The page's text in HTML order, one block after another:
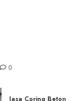
0
Jasa Coring Beton